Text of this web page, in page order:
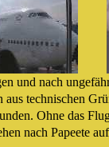
und nach
aus technischen
Ohne das
nach Papeete